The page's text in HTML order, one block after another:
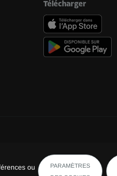
ou
PARAMÈTRES
Télécharger